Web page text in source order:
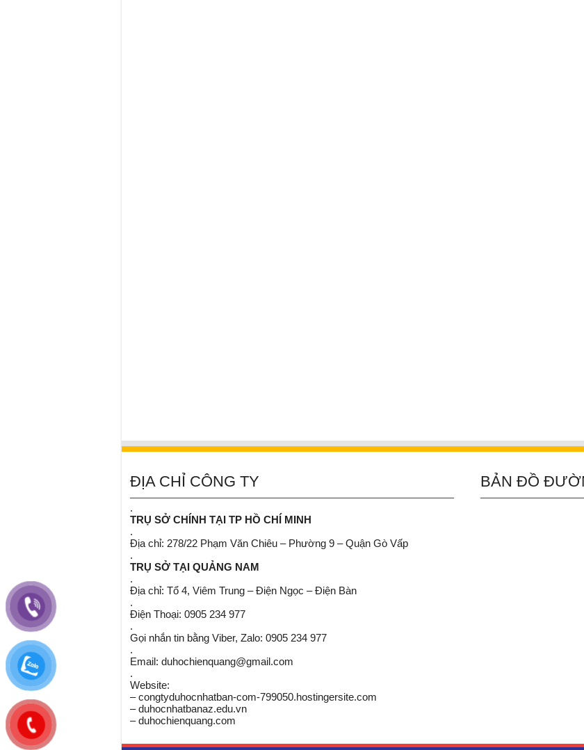
ĐỊA CHỈ CÔNG TY
.
TRỤ SỞ CHÍNH TẠI TP HỒ CHÍ MINH
.
Địa chỉ: 278/22 Phạm Văn Chiêu – Phường 9 – Quận Gò Vấp
.
TRỤ SỞ TẠI QUẢNG NAM
.
Địa chỉ: Tổ 4, Viêm Trung – Điện Ngọc – Điện Bàn
.
Điện Thoại: 0905 234 977
.
Gọi nhắn tin bằng Viber, Zalo: 0905 234 977
.
Email: duhochienquang@gmail.com
.
Website:
– congtyduhocnhatban-com-799050.hostingersite.com
– duhocnhatbanaz.edu.vn
– duhochienquang.com
BẢN ĐỒ